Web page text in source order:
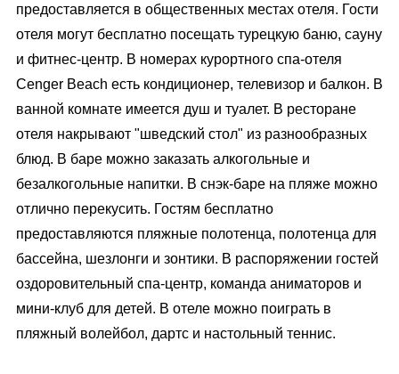
предоставляется в общественных местах отеля. Гости
отеля могут бесплатно посещать турецкую баню, сауну
и фитнес-центр. В номерах курортного спа-отеля
Cenger Beach есть кондиционер, телевизор и балкон. В
ванной комнате имеется душ и туалет. В ресторане
отеля накрывают "шведский стол" из разнообразных
блюд. В баре можно заказать алкогольные и
безалкогольные напитки. В снэк-баре на пляже можно
отлично перекусить. Гостям бесплатно
предоставляются пляжные полотенца, полотенца для
бассейна, шезлонги и зонтики. В распоряжении гостей
оздоровительный спа-центр, команда аниматоров и
мини-клуб для детей. В отеле можно поиграть в
пляжный волейбол, дартс и настольный теннис.